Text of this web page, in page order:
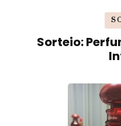
Sorteio: